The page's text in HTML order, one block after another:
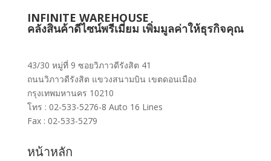
INFINITE WAREHOUSE
คลังสินค้าดีไซน์พรีเมี่ยม เพิ่มมูลค่าให้ธุรกิจคุณ
43/30 หมู่ที่ 9 ซอยวิภาวดีรังสิต 41
ถนนวิภาวดีรังสิต แขวงสนามบิน เขตดอนเมือง
กรุงเทพมหานคร 10210
โทร : 02-533-5276-8 Auto 16 Lines
Fax : 02-533-5279
หน้าหลัก